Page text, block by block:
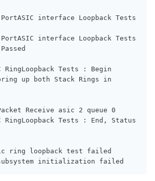
PortASIC interface Loopback Tests
PortASIC interface Loopback Tests
RingLoopback Tests : Begin
bring up both Stack Rings in
Receive asic 2 queue 0
RingLoopback Tests : End, Status
ring loopback test failed